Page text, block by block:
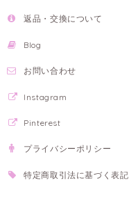
返品・交換について
Blog
お問い合わせ
Instagram
Pinterest
プライバシーポリシー
特定商取引法に基づく表記